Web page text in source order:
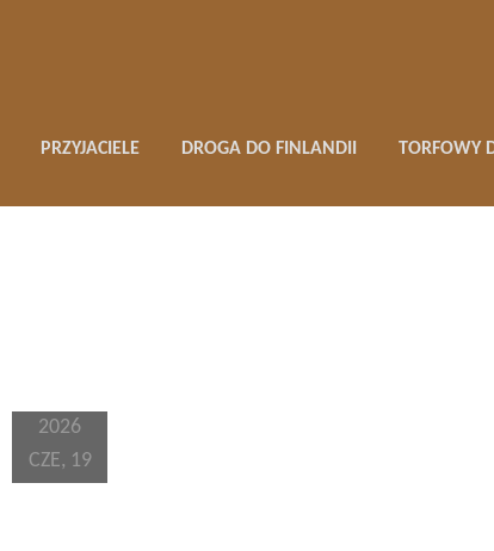
PRZYJACIELE DROGA DO FINLANDII TORFOWY
2026
CZE, 19